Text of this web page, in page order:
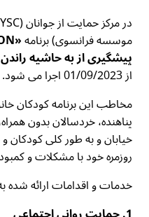
موسسه فرانسوی) برنامه
پیشگیری از به حاشیه
از 01/09/2023 اجرا می شود.
مخاطب این برنامه کودکان
پناهنده، خردسالان بدون
خیابان و به طور کلی کودکان
روزمره خود با مشکلات و
خدمات و اقدامات ارائه